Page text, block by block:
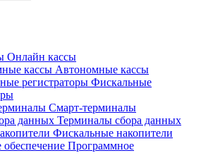
Онлайн кассы
Автономные кассы
Фискальные
Смарт-терминалы
Терминалы сбора данных
Фискальные накопители
Программное